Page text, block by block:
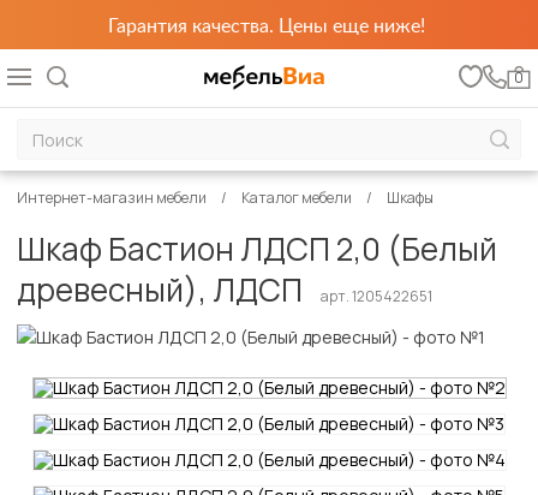
Гарантия качества. Цены еще ниже!
0
Интернет-магазин мебели Каталог мебели Шкафы
Шкаф Бастион ЛДСП 2,0 (Белый
древесный), ЛДСП
арт. 1205422651